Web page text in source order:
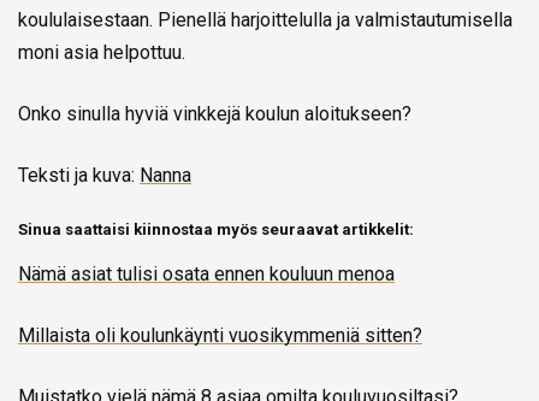
koululaisestaan. Pienellä harjoittelulla ja valmistautumisella
moni asia helpottuu.
Onko sinulla hyviä vinkkejä koulun aloitukseen?
Teksti ja kuva: Nanna
Sinua saattaisi kiinnostaa myös seuraavat artikkelit:
Nämä asiat tulisi osata ennen kouluun menoa
Millaista oli koulunkäynti vuosikymmeniä sitten?